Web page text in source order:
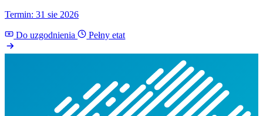
Termin: 31 sie 2026
Do uzgodnienia Pełny etat